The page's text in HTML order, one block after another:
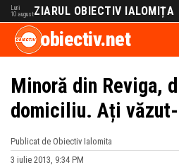
Luni
10 augustZIARUL OBIECTIV IALOMIȚA
obiectiv.net
Minoră din Reviga,
domiciliu. Ați
Publicat de Obiectiv Ialomita
3 iulie 2013, 9:34 PM